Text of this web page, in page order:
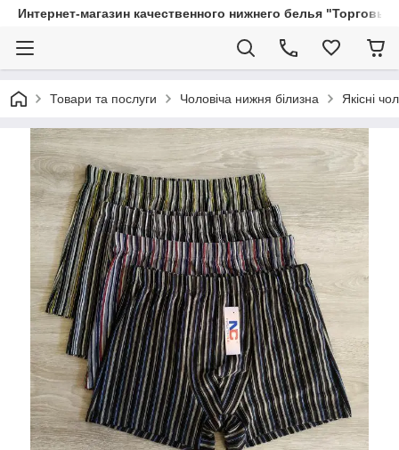
Интернет-магазин качественного нижнего белья
Товари та послуги Чоловіча нижня білизна Якісні